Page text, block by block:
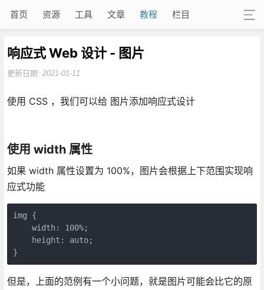
首页 资源 工具 文章 教程 栏目
响应式 Web 设计 - 图片
更新日期: 2021-01-11
使用 CSS ，我们可以给 图片添加响应式设计
使用 width 属性
如果 width 属性设置为 100%，图片会根据上下范围实现响
应式功能
img {
    width: 100%;
    height: auto;
}
但是，上面的范例有一个小问题，就是图片可能会比它的原